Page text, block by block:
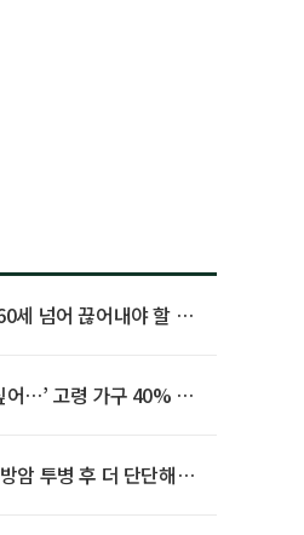
세 넘어 끊어내야 할 사
어…’ 고령 가구 40% 노
암 투병 후 더 단단해진